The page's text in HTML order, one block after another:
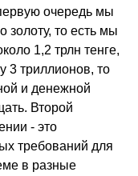
очередь мы
золоту, то есть мы
1,2 трлн тенге,
3 триллионов, то
и денежной
Второй
- это
требований для
в разные